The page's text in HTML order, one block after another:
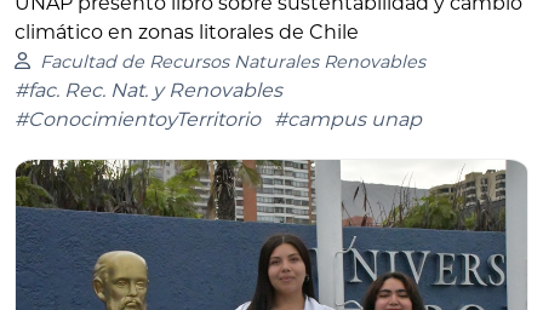
climático en zonas litorales de Chile
Facultad de Recursos Naturales Renovables
#fac. Rec. Nat. y Renovables
#ConocimientoyTerritorio
#campus unap